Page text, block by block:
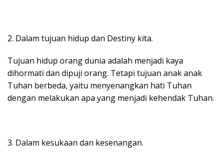
2. Dalam tujuan hidup dan Destiny kita.
Tujuan hidup orang dunia adalah menjadi kaya
dihormati dan dipuji orang. Tetapi tujuan anak anak
Tuhan berbeda, yaitu menyenangkan hati Tuhan
dengan melakukan apa yang menjadi kehendak Tuhan.
3. Dalam kesukaan dan kesenangan.